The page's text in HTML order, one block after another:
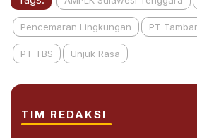
Pencemaran Lingkungan PT
PT TBS Unjuk Rasa
TIM REDAKSI